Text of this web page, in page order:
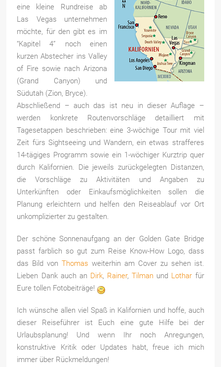
eine kleine Rundreise ab
Las Vegas unternehmen
möchte, für den gibt es im
“Kapitel 4” noch einen
kurzen Abstecher ins Valley
of Fire sowie nach Arizona
(Grand Canyon) und
Südutah (Zion, Bryce).
Abschließend – auch das ist neu in dieser Auflage –
werden konkrete Routenvorschläge detailliert mit
Tagesetappen beschrieben: eine 3-wöchige Tour mit viel
Zeit fürs Sightseeing und Wandern, ein etwas strafferes
14-tägiges Programm sowie ein 1-wöchiger Kurztrip quer
durch Kalifornien. Die jeweils zurückgelegten Distanzen,
die Vorschläge zu Aktivitäten und Angaben zu
Unterkünften oder Einkaufsmöglichkeiten sollen die
Planung erleichtern und helfen den Reiseablauf vor Ort
unkomplizierter zu gestalten.
Der schöne Sonnenaufgang an der Golden Gate Bridge
passt farblich so gut zum Reise Know-How Logo, dass
das Bild vonThomas weiterhin am Cover zu sehen ist.
Lieben Dank auch an Dirk, Rainer,Tilman und Lothar für
Eure tollen Fotobeiträge!
Ich wünsche allen viel Spaß in Kalifornien und hoffe, auch
dieser Reiseführer ist Euch eine gute Hilfe bei der
Urlaubsplanung! Und wenn Ihr noch Anregungen,
konstruktive Kritik oder Updates habt, freue ich mich
immer über Rückmeldungen!